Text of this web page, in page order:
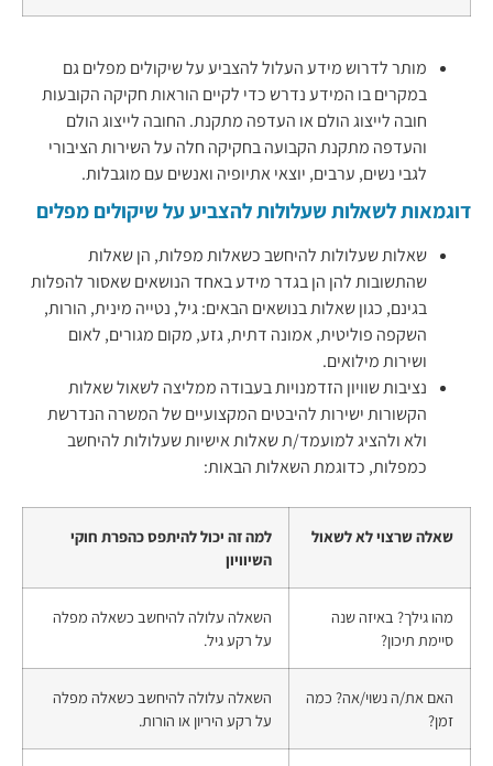
מותר לדרוש מידע העלול להצביע על שיקולים מפלים גם
במקרים בו המידע נדרש כדי לקיים הוראות חקיקה הקובעות
חובה לייצוג הולם או העדפה מתקנת. החובה לייצוג הולם
והעדפה מתקנת הקבועה בחקיקה חלה על השירות הציבורי
לגבי נשים, ערבים, יוצאי אתיופיה ואנשים עם מוגבלות.
דוגמאות לשאלות שעלולות להצביע על שיקולים מפלים
שאלות שעלולות להיחשב כשאלות מפלות, הן שאלות
שהתשובות להן הן בגדר מידע באחד הנושאים שאסור להפלות
בגינם, כגון שאלות בנושאים הבאים: גיל, נטייה מינית, הורות,
השקפה פוליטית, אמונה דתית, גזע, מקום מגורים, לאום
ושירות מילואים.
נציבות שוויון הזדמנויות בעבודה ממליצה לשאול שאלות
הקשורות ישירות להיבטים המקצועיים של המשרה הנדרשת
ולא ולהציג למועמד/ת שאלות אישיות שעלולות להיחשב
כמפלות, כדוגמת השאלות הבאות:
שאלה שרצוי לא לשאול
למה זה יכול להיתפס כהפרת חוקי
השיוויון
מהו גילך? באיזה שנה
סיימת תיכון?
השאלה עלולה להיחשב כשאלה מפלה
על רקע גיל.
האם את/ה נשוי/אה? כמה
זמן?
השאלה עלולה להיחשב כשאלה מפלה
על רקע היריון או הורות.